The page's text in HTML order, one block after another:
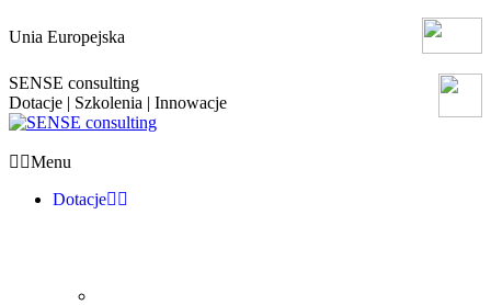
Unia Europejska
SENSE consulting
Dotacje | Szkolenia | Innowacje
Menu
Dotacje